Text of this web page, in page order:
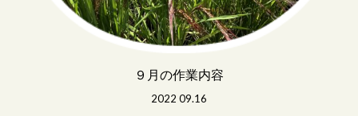
９月の作業内容
2022 09.16